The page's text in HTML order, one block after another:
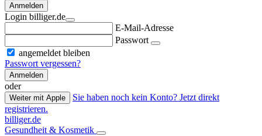
Anmelden
Login billiger.de
E-Mail-Adresse
Passwort
angemeldet bleiben
Passwort vergessen?
Anmelden
oder
Weiter mit Apple
Sie haben noch kein Konto? Jetzt direkt
registrieren.
billiger.de
Gesundheit & Kosmetik